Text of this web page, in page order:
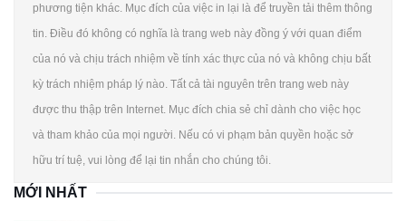
phương tiện khác. Mục đích của việc in lại là để truyền tải thêm thông
tin. Điều đó không có nghĩa là trang web này đồng ý với quan điểm
của nó và chịu trách nhiệm về tính xác thực của nó và không chịu bất
kỳ trách nhiệm pháp lý nào. Tất cả tài nguyên trên trang web này
được thu thập trên Internet. Mục đích chia sẻ chỉ dành cho việc học
và tham khảo của mọi người. Nếu có vi phạm bản quyền hoặc sở
hữu trí tuệ, vui lòng để lại tin nhắn cho chúng tôi.
MỚI NHẤT